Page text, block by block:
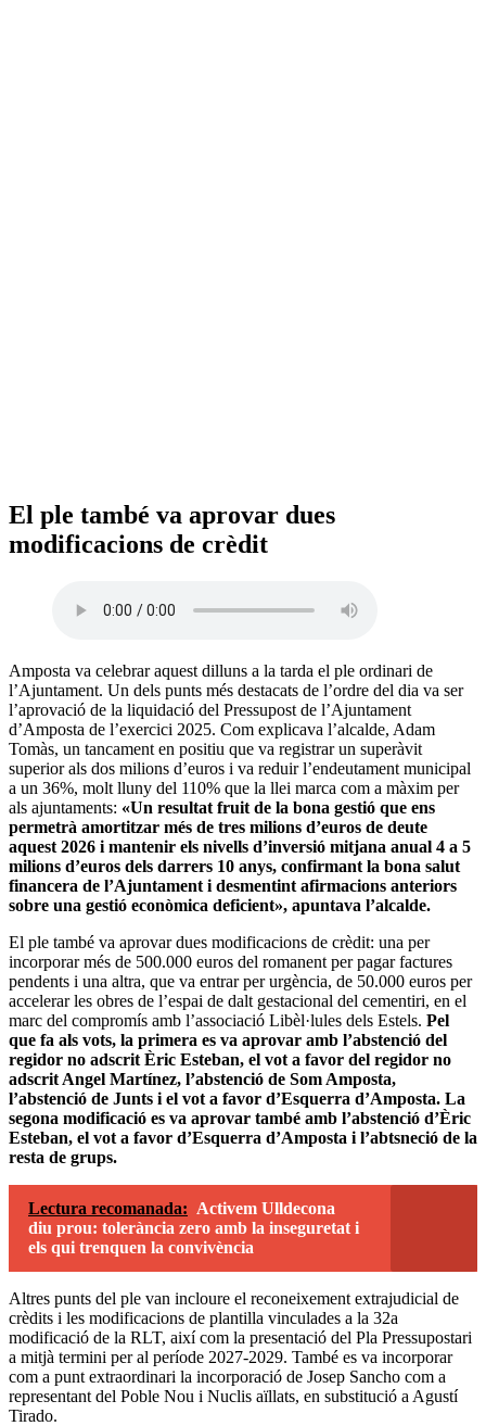
El ple també va aprovar dues
modificacions de crèdit
Amposta va celebrar aquest dilluns a la tarda el ple ordinari de
l’Ajuntament. Un dels punts més destacats de l’ordre del dia va ser
l’aprovació de la liquidació del Pressupost de l’Ajuntament
d’Amposta de l’exercici 2025. Com explicava l’alcalde, Adam
Tomàs, un tancament en positiu que va registrar un superàvit
superior als dos milions d’euros i va reduir l’endeutament municipal
a un 36%, molt lluny del 110% que la llei marca com a màxim per
als ajuntaments: «Un resultat fruit de la bona gestió que ens
permetrà amortitzar més de tres milions d’euros de deute
aquest 2026 i mantenir els nivells d’inversió mitjana anual 4 a 5
milions d’euros dels darrers 10 anys, confirmant la bona salut
financera de l’Ajuntament i desmentint afirmacions anteriors
sobre una gestió econòmica deficient», apuntava l’alcalde.
El ple també va aprovar dues modificacions de crèdit: una per
incorporar més de 500.000 euros del romanent per pagar factures
pendents i una altra, que va entrar per urgència, de 50.000 euros per
accelerar les obres de l’espai de dalt gestacional del cementiri, en el
marc del compromís amb l’associació Libèl·lules dels Estels. Pel
que fa als vots, la primera es va aprovar amb l’abstenció del
regidor no adscrit Èric Esteban, el vot a favor del regidor no
adscrit Angel Martínez, l’abstenció de Som Amposta,
l’abstenció de Junts i el vot a favor d’Esquerra d’Amposta. La
segona modificació es va aprovar també amb l’abstenció d’Èric
Esteban, el vot a favor d’Esquerra d’Amposta i l’abtsneció de la
resta de grups.
Lectura recomanada: Activem Ulldecona
diu prou: tolerància zero amb la inseguretat i
els qui trenquen la convivència
Altres punts del ple van incloure el reconeixement extrajudicial de
crèdits i les modificacions de plantilla vinculades a la 32a
modificació de la RLT, així com la presentació del Pla Pressupostari
a mitjà termini per al període 2027-2029. També es va incorporar
com a punt extraordinari la incorporació de Josep Sancho com a
representant del Poble Nou i Nuclis aïllats, en substitució a Agustí
Tirado.